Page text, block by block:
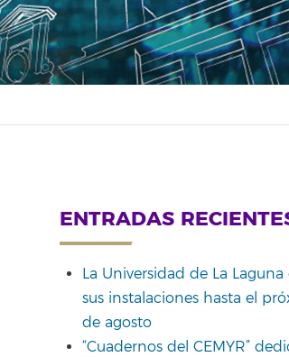
ENTRADAS
La Universidad de La Laguna
sus instalaciones hasta el
de agosto
“Cuadernos del CEMYR”